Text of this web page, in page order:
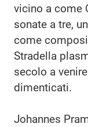
vicino a come
sonate a tre,
come
Stradella
secolo a
dimenticati.
Johannes